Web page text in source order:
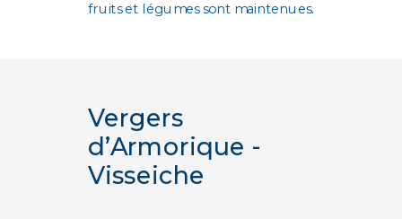
fruits et légumes sont maintenues.
Vergers
d’Armorique -
Visseiche